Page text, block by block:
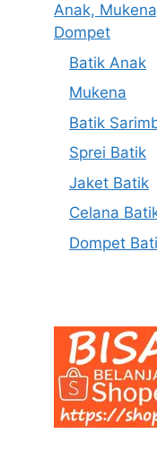
Anak,
Dompet
Batik Anak
Mukena
Batik
Sprei Batik
Jaket Batik
Celana
Dompet